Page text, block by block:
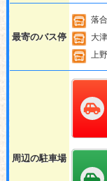
最寄のバス停
落
大
上
周辺の駐車場